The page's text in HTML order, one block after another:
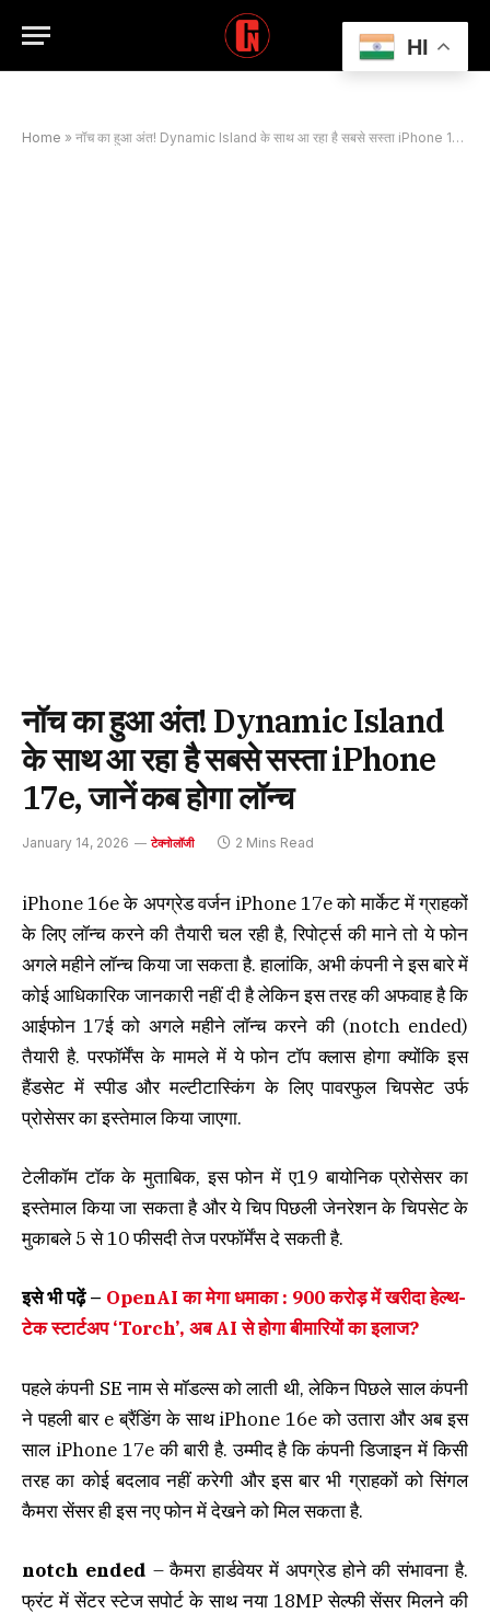
Home » नॉच का हुआ अंत! Dynamic Island के साथ आ रहा है सबसे सस्ता iPhone 17e, जानें कब होगा लॉन्च
नॉच का हुआ अंत! Dynamic Island
के साथ आ रहा है सबसे सस्ता iPhone
17e, जानें कब होगा लॉन्च
January 14, 2026 टेक्नोलॉजी 2 Mins Read
iPhone 16e के अपग्रेड वर्जन iPhone 17e को मार्केट में ग्राहकों
के लिए लॉन्च करने की तैयारी चल रही है, रिपोर्ट्स की माने तो ये फोन
अगले महीने लॉन्च किया जा सकता है. हालांकि, अभी कंपनी ने इस बारे में
कोई आधिकारिक जानकारी नहीं दी है लेकिन इस तरह की अफवाह है कि
आईफोन 17ई को अगले महीने लॉन्च करने की (notch ended)
तैयारी है. परफॉर्मेंस के मामले में ये फोन टॉप क्लास होगा क्योंकि इस
हैंडसेट में स्पीड और मल्टीटास्किंग के लिए पावरफुल चिपसेट उर्फ
प्रोसेसर का इस्तेमाल किया जाएगा.
टेलीकॉम टॉक के मुताबिक, इस फोन में ए19 बायोनिक प्रोसेसर का
इस्तेमाल किया जा सकता है और ये चिप पिछली जेनरेशन के चिपसेट के
मुकाबले 5 से 10 फीसदी तेज परफॉर्मेंस दे सकती है.
इसे भी पढ़ें – OpenAI का मेगा धमाका : 900 करोड़ में खरीदा हेल्थ-
टेक स्टार्टअप ‘Torch’, अब AI से होगा बीमारियों का इलाज?
पहले कंपनी SE नाम से मॉडल्स को लाती थी, लेकिन पिछले साल कंपनी
ने पहली बार e ब्रैंडिंग के साथ iPhone 16e को उतारा और अब इस
साल iPhone 17e की बारी है. उम्मीद है कि कंपनी डिजाइन में किसी
तरह का कोई बदलाव नहीं करेगी और इस बार भी ग्राहकों को सिंगल
कैमरा सेंसर ही इस नए फोन में देखने को मिल सकता है.
notch ended – कैमरा हार्डवेयर में अपग्रेड होने की संभावना है.
फ्रंट में सेंटर स्टेज सपोर्ट के साथ नया 18MP सेल्फी सेंसर मिलने की
HI